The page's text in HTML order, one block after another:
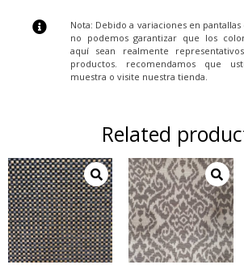
Nota: Debido a variaciones en
no podemos garantizar que los
aquí sean realmente
productos. recomendamos que
muestra o visite nuestra tienda.
Related